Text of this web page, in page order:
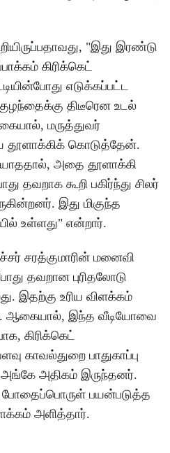
"இது இரண்டு
கிரிக்கெட்
எடுக்கப்பட்ட
திடீரென உடல்
மருத்துவர்
தூளாக்கிக் கொடுத்தேன்.
அதை தூளாக்கி
கூறி பகிர்ந்து சிலர்
இது மிகுந்த
உள்ளது" என்றார்.
சரத்குமாரின் மனைவி
தவறான புரிதலோடு
இதற்கு உரிய விளக்கம்
ஆகையால், இந்த வீடியோவை
கிரிக்கெட்
காவல்துறை பாதுகாப்பு
அதிகம் இருந்தனர்.
போதைப்பொருள் பயன்படுத்த
அளித்தார்.